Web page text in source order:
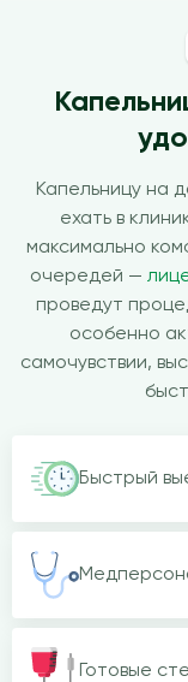
Капельницу на
ехать в
максимально
очередей —
проведут
особенно
самочувствии,
Быстрый
Готовые